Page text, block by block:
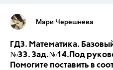
Мари Черешнева
ГДЗ. Математика.
№33. Зад.№14.Под
Помогите поставить в